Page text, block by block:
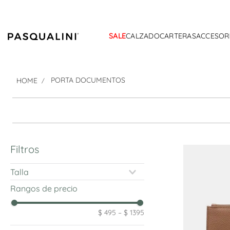
SALECALZADOCARTERAS
PORTA DOCUMENTOS
Filtros
Talla
ST
Rangos de precio
$ 495 – $ 1395